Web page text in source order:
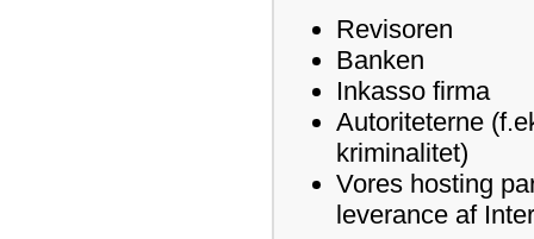
Revisoren
Banken
Inkasso firma
Autoriteterne
kriminalitet)
Vores hosting
leverance af